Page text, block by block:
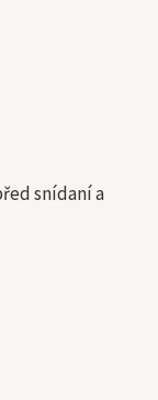
snídaní a